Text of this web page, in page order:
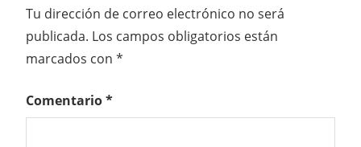
Tu dirección de correo electrónico no será
publicada. Los campos obligatorios están
marcados con *
Comentario*